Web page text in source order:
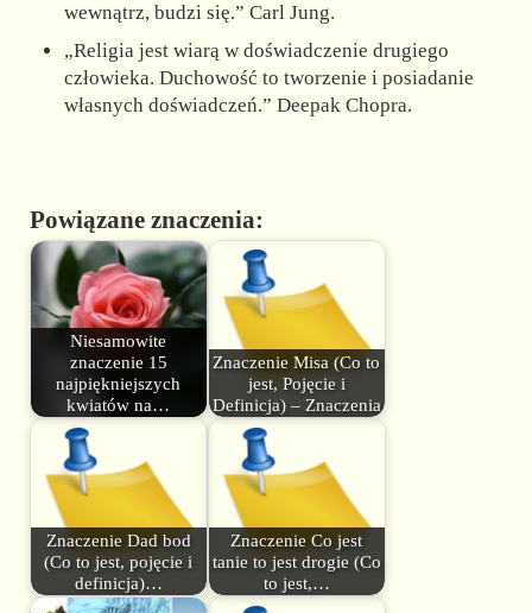
wewnątrz, budzi się.” Carl Jung.
„Religia jest wiarą w doświadczenie drugiego
człowieka. Duchowość to tworzenie i posiadanie
własnych doświadczeń.” Deepak Chopra.
Powiązane znaczenia:
Niesamowite
znaczenie 15
najpiękniejszych
kwiatów na…
Znaczenie Misa (Co to
jest, Pojęcie i
Definicja) – Znaczenia
Znaczenie Dad bod
(Co to jest, pojęcie i
definicja)…
Znaczenie Co jest
tanie to jest drogie (Co
to jest,…